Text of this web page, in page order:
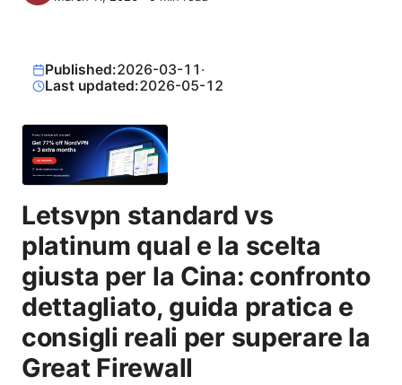
Published:2026-03-11 ·
Last updated:2026-05-12
Letsvpn standard vs
platinum qual e la scelta
giusta per la Cina: confronto
dettagliato, guida pratica e
consigli reali per superare la
Great Firewall